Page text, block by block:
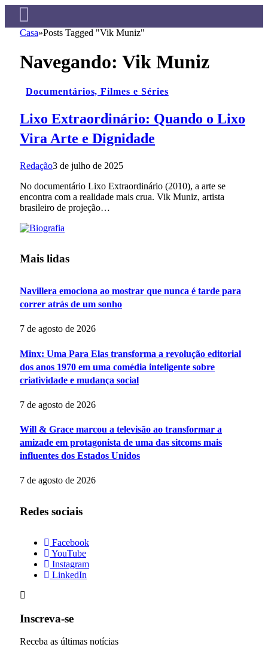
Casa»Posts Tagged "Vik Muniz"
Navegando: Vik Muniz
Documentários, Filmes e Séries
Lixo Extraordinário: Quando o Lixo
Vira Arte e Dignidade
Redação3 de julho de 2025
No documentário Lixo Extraordinário (2010), a arte se
encontra com a realidade mais crua. Vik Muniz, artista
brasileiro de projeção…
Mais lidas
Navillera emociona ao mostrar que nunca é tarde para
correr atrás de um sonho
7 de agosto de 2026
Minx: Uma Para Elas transforma a revolução editorial
dos anos 1970 em uma comédia inteligente sobre
criatividade e mudança social
7 de agosto de 2026
Will & Grace marcou a televisão ao transformar a
amizade em protagonista de uma das sitcoms mais
influentes dos Estados Unidos
7 de agosto de 2026
Redes sociais
Facebook
YouTube
Instagram
LinkedIn
Inscreva-se
Receba as últimas notícias